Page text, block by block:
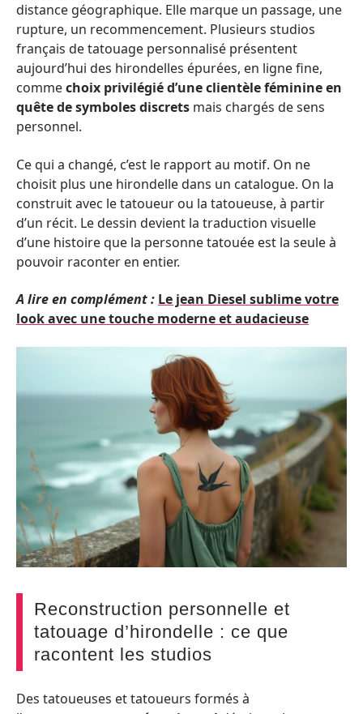
distance géographique. Elle marque un passage, une
rupture, un recommencement. Plusieurs studios
français de tatouage personnalisé présentent
aujourd’hui des hirondelles épurées, en ligne fine,
commechoix privilégié d’une clientèle féminine en
quête de symboles discrets mais chargés de sens
personnel.
Ce qui a changé, c’est le rapport au motif. On ne
choisit plus une hirondelle dans un catalogue. On la
construit avec le tatoueur ou la tatoueuse, à partir
d’un récit. Le dessin devient la traduction visuelle
d’une histoire que la personne tatouée est la seule à
pouvoir raconter en entier.
A lire en complément : Le jean Diesel sublime votre
look avec une touche moderne et audacieuse
Reconstruction personnelle et
tatouage d’hirondelle : ce que
racontent les studios
Des tatoueuses et tatoueurs formés à